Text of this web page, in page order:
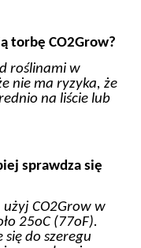
torbę CO2Grow?
roślinami w
nie ma ryzyka, że
na liście lub
sprawdza się
CO2Grow w
25oC (77oF).
do szeregu